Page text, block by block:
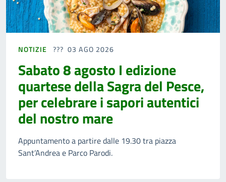
NOTIZIE 03 AGO 2026
Sabato 8 agosto I edizione
quartese della Sagra del Pesce,
per celebrare i sapori autentici
del nostro mare
Appuntamento a partire dalle 19.30 tra piazza
Sant’Andrea e Parco Parodi.